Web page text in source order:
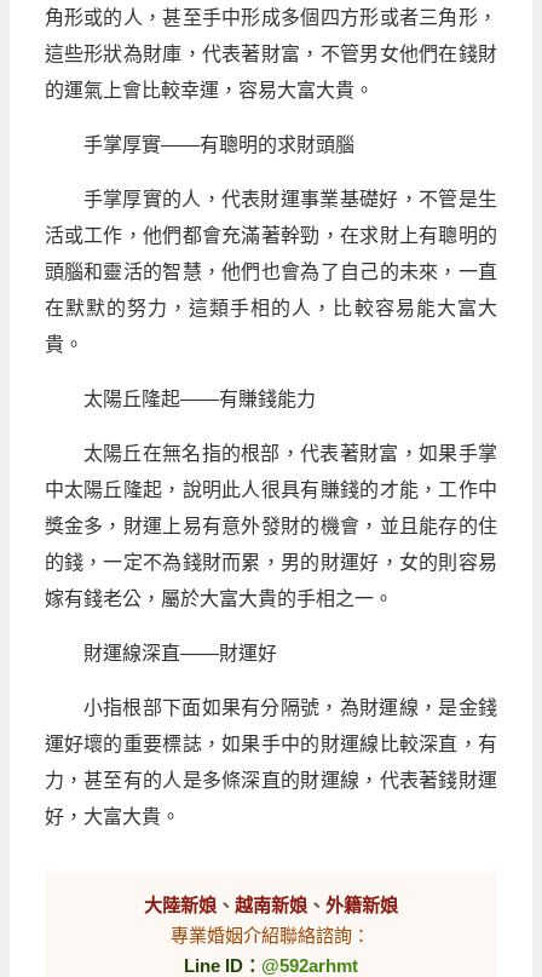
角形或的人，甚至手中形成多個四方形或者三角形，
這些形狀為財庫，代表著財富，不管男女他們在錢財
的運氣上會比較幸運，容易大富大貴。
手掌厚實——有聰明的求財頭腦
手掌厚實的人，代表財運事業基礎好，不管是生
活或工作，他們都會充滿著幹勁，在求財上有聰明的
頭腦和靈活的智慧，他們也會為了自己的未來，一直
在默默的努力，這類手相的人，比較容易能大富大
貴。
太陽丘隆起——有賺錢能力
太陽丘在無名指的根部，代表著財富，如果手掌
中太陽丘隆起，說明此人很具有賺錢的才能，工作中
獎金多，財運上易有意外發財的機會，並且能存的住
的錢，一定不為錢財而累，男的財運好，女的則容易
嫁有錢老公，屬於大富大貴的手相之一。
財運線深直——財運好
小指根部下面如果有分隔號，為財運線，是金錢
運好壞的重要標誌，如果手中的財運線比較深直，有
力，甚至有的人是多條深直的財運線，代表著錢財運
好，大富大貴。
大陸新娘、 越南新娘、 外籍新娘
專業婚姻介紹聯絡諮詢：
Line ID： @592arhmt